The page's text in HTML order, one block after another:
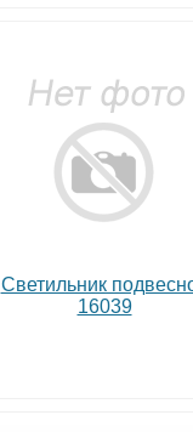
Светильник
16039